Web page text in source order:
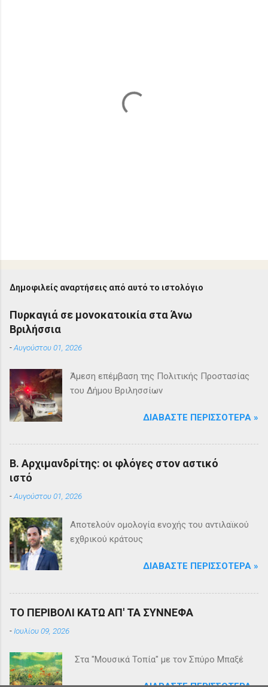
Δημοφιλείς αναρτήσεις από αυτό το ιστολόγιο
Πυρκαγιά σε μονοκατοικία στα Άνω
Βριλήσσια
-Αυγούστου 01, 2026
Άμεση επέμβαση της Πολιτικής Προστασίας
του Δήμου Βριλησσίων
ΔΙΑΒΆΣΤΕ ΠΕΡΙΣΣΌΤΕΡΑ »
Β. Αρχιμανδρίτης: οι φλόγες στον αστικό
ιστό
-Αυγούστου 01, 2026
Αποτελούν ομολογία ενοχής του αντιλαϊκού
εχθρικού κράτους
ΔΙΑΒΆΣΤΕ ΠΕΡΙΣΣΌΤΕΡΑ »
ΤΟ ΠΕΡΙΒΟΛΙ ΚΑΤΩ ΑΠ' ΤΑ ΣΥΝΝΕΦΑ
- Ιουλίου 09, 2026
Στα "Μουσικά Τοπία" με τον Σπύρο Μπαξέ